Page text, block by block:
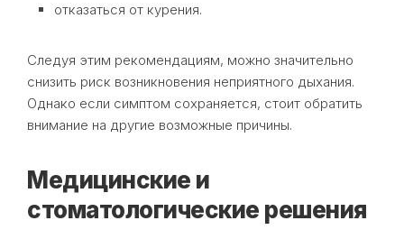
отказаться от курения.
Следуя этим рекомендациям, можно значительно
снизить риск возникновения неприятного дыхания.
Однако если симптом сохраняется, стоит обратить
внимание на другие возможные причины.
Медицинские и
стоматологические решения